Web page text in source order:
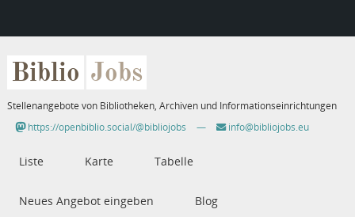
Biblio Jobs
Stellenangebote von Bibliotheken, Archiven und Informationseinrichtungen
https://openbiblio.social/@bibliojobs
— info@bibliojobs.eu
Liste Karte Tabelle
Neues Angebot eingeben Blog